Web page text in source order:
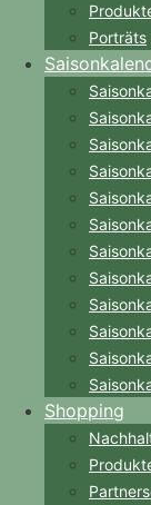
Porträts
Shopping